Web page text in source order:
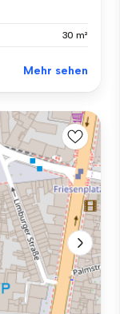
30 m²
Mehr sehen